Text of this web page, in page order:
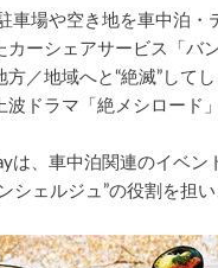
車場や空き地を車中泊
ーシェアサービス「
／地域へと“絶滅”して
ドラマ「絶メシロード
は、車中泊関連のイベ
シェルジュ”の役割を担